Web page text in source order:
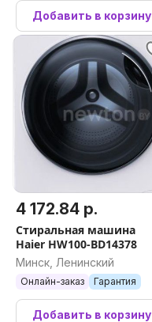
Добавить в корзину
4 172.84 р.
Стиральная машина
Haier HW100-BD14378
Минск, Ленинский
Онлайн-заказ Гарантия
Добавить в корзину